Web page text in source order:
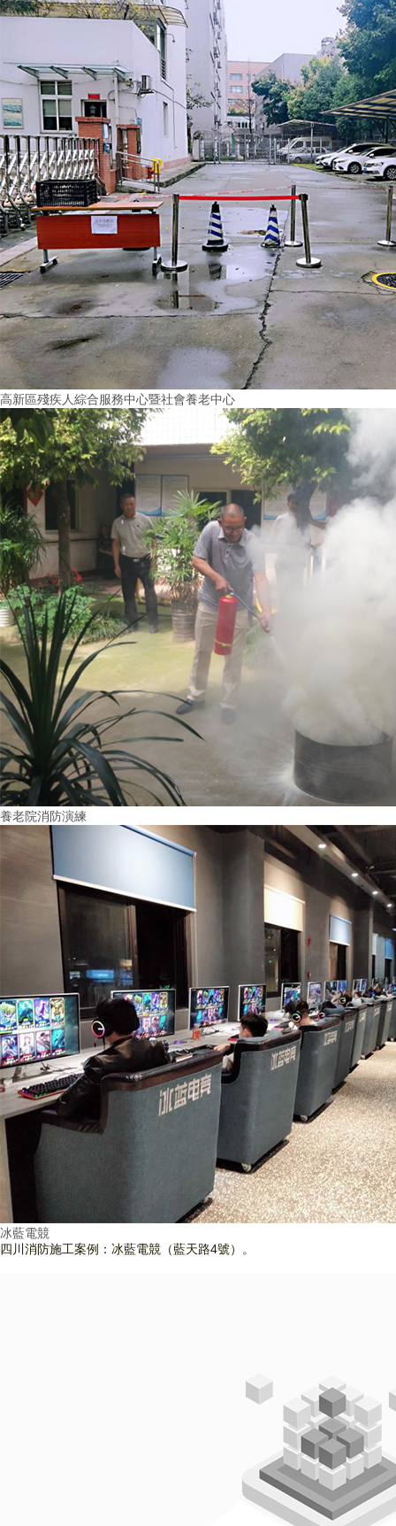
高新區殘疾人綜合服務中心暨社會養老中心
養老院消防演練
冰藍電競
四川消防施工案例：冰藍電競（藍天路4號）。